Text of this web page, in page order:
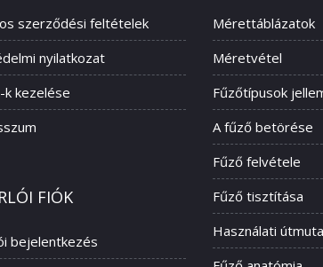
szerződési feltételek
nyilatkozat
k kezelése
FIÓK
bejelentkezés
Mérettáblázatok
Méretvétel
Fűzőtípusok
A fűző betörése
Fűző felvétele
Fűző tisztítása
Használati